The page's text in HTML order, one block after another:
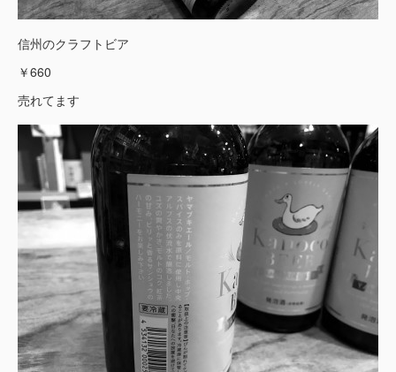
信州のクラフトビア
￥660
売れてます